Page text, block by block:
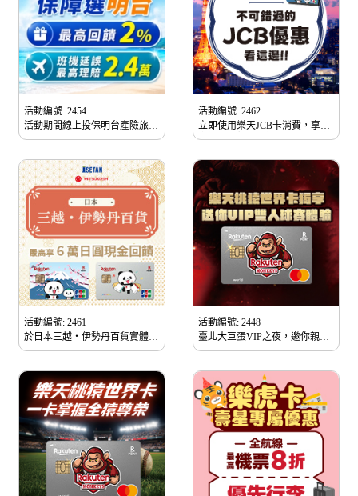
活動編號: 2454
活動期間線上投保明台產險旅遊
險，享最高2%刷卡金回饋
活動編號: 2462
立即使用樂天JCB卡消費，享限
定優惠與超值回饋，現在就把優
活動編號: 2461
於日本三越・伊勢丹百貨實體店
面刷JCB卡，最高享6萬日圓現
活動編號: 2448
臺北大巨蛋VIP之夜，邀你親臨
現場感受頂級震撼！